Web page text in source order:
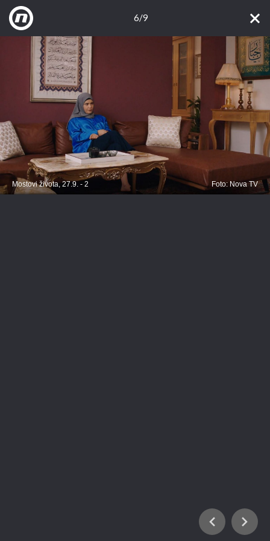
6/9
Mostovi života, 27.9. - 2 Foto: Nova TV